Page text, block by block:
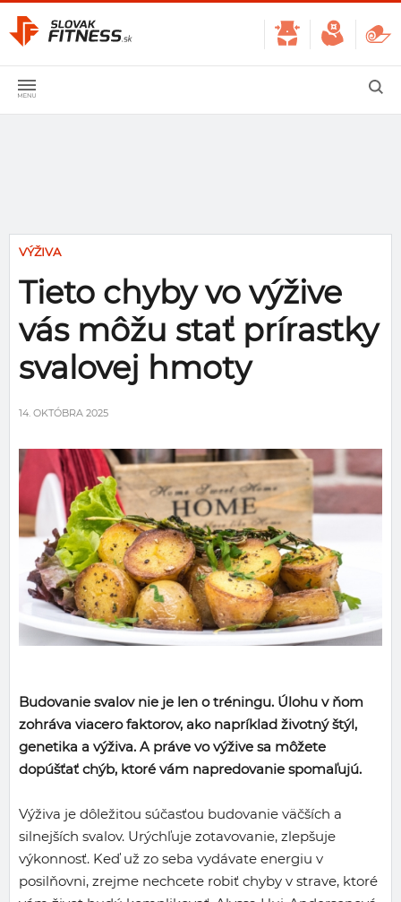
VÝŽIVA
Tieto chyby vo výžive
vás môžu stať prírastky
svalovej hmoty
14. OKTÓBRA 2025
Budovanie svalov nie je len o tréningu. Úlohu v ňom
zohráva viacero faktorov, ako napríklad životný štýl,
genetika a výživa. A práve vo výžive sa môžete
dopúšťať chýb, ktoré vám napredovanie spomaľujú.
Výživa je dôležitou súčasťou budovanie väčších a
silnejších svalov. Urýchľuje zotavovanie, zlepšuje
výkonnosť. Keď už zo seba vydávate energiu v
posilňovni, zrejme nechcete robiť chyby v strave, ktoré